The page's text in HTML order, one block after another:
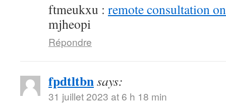
ftmeukxu : remote consultation
mjheopi
Répondre
fpdtltbnsays:
31 juillet 2023 at 6 h 18 min